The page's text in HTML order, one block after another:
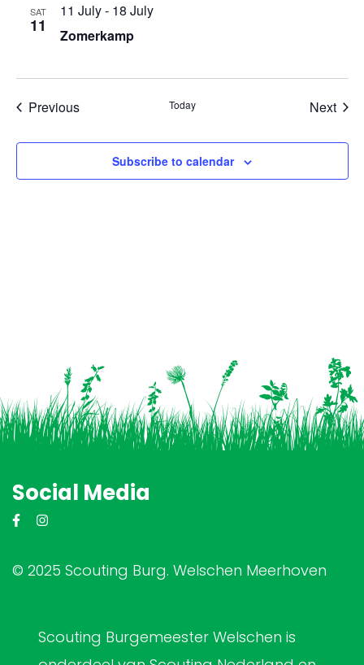
SAT
11 Zomerkamp
11 July- 18 July
PreviousEvents Today Next
Subscribe to calendar
Social Media
© 2025 Scouting Burg. Welschen Meerhoven
Scouting Burgemeester Welschen is